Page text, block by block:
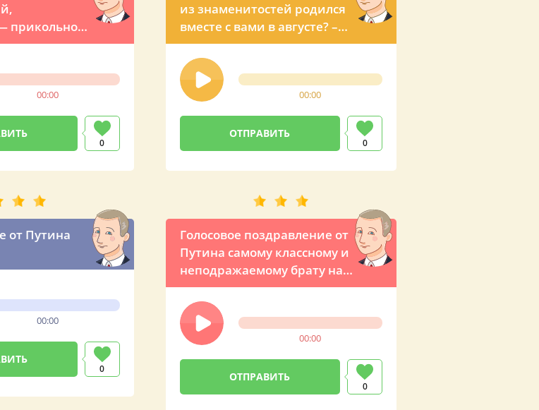
прикольное
от
00:00
0
из знаменитостей родился
вместе с вами в августе? –
прикольный звонок с
именным поздравлением
от Владимира
Владимировича
00:00
0
от Путина
00:00
0
Голосовое поздравление от
Путина самому классному и
неподражаемому брату на
свете
00:00
0